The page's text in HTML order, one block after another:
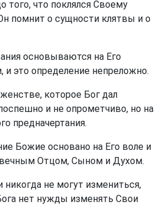
того, что поклялся Своему
помнит о сущности клятвы и о
основываются на Его
и это определение непреложно.
которое Бог дал
и не опрометчиво, но на
предначертания.
Божие основано на Его воле и
Отцом, Сыном и Духом.
не могут измениться,
нет нужды изменять Свои